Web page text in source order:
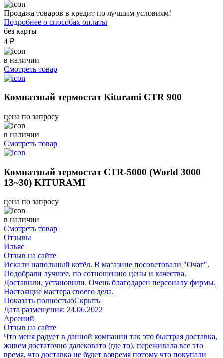
Продажа товаров в кредит по лучшим условиям!
Подробнее о способах оплаты
без карты
4 ₽
в наличии
Смотреть товар
Комнатный термостат Kiturami CTR 900
цена по запросу
в наличии
Смотреть товар
Комнатный термостат CTR-5000 (World 3000
13~30) KITURAMI
цена по запросу
в наличии
Смотреть товар
Отзывы
Ильяс
Отзыв на сайте
Искали напольный котёл. В магазине посоветовали "Очаг".
Подобрали лучшее, по сотношению цены и качества.
Доставили, установили. Очень благодарен персоналу фирмы.
Настоящие мастера своего дела.
Показать полностьюСкрыть
Дата размещения: 24.06.2022
Арсений
Отзыв на сайте
Что меня радует в данной компании так это быстрая доставка,
живем достаточно далековато (где то), переживала все это
время, что доставка не будет вовремя потому что покупали